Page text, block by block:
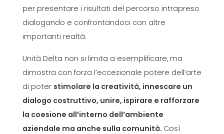
per presentare i risultati del percorso intrapreso
dialogando e confrontandoci con altre
importanti realtà.
Unità Delta non si limita a esemplificare, ma
dimostra con forza l’eccezionale potere dell’arte
di poter stimolare la creatività, innescare un
dialogo costruttivo, unire, ispirare e rafforzare
la coesione all’interno dell’ambiente
aziendale ma anche sulla comunità. Così